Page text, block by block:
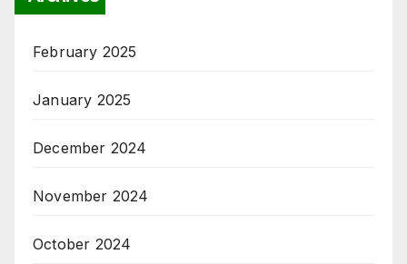
February 2025
January 2025
December 2024
November 2024
October 2024